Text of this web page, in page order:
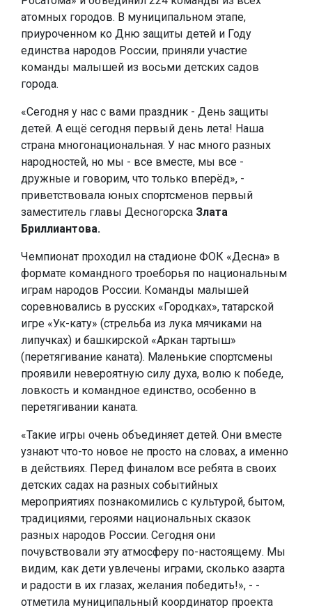
атомных городов. В муниципальном этапе,
приуроченном ко Дню защиты детей и Году
единства народов России, приняли участие
команды малышей из восьми детских садов
города.
«Сегодня у нас с вами праздник - День защиты
детей. А ещё сегодня первый день лета! Наша
страна многонациональная. У нас много разных
народностей, но мы - все вместе, мы все -
дружные и говорим, что только вперёд», -
приветствовала юных спортсменов первый
заместитель главы Десногорска Злата
Бриллиантова.
Чемпионат проходил на стадионе ФОК «Десна» в
формате командного троеборья по национальным
играм народов России. Команды малышей
соревновались в русских «Городках», татарской
игре «Ук-кату» (стрельба из лука мячиками на
липучках) и башкирской «Аркан тартыш»
(перетягивание каната). Маленькие спортсмены
проявили невероятную силу духа, волю к победе,
ловкость и командное единство, особенно в
перетягивании каната.
«Такие игры очень объединяет детей. Они вместе
узнают что-то новое не просто на словах, а именно
в действиях. Перед финалом все ребята в своих
детских садах на разных событийных
мероприятиях познакомились с культурой, бытом,
традициями, героями национальных сказок
разных народов России. Сегодня они
почувствовали эту атмосферу по-настоящему. Мы
видим, как дети увлечены играми, сколько азарта
и радости в их глазах, желания победить!», - -
отметила муниципальный координатор проекта